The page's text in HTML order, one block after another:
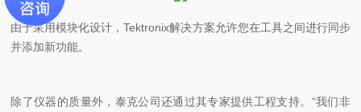
由于采用模块化设计，Tektronix解决方案允许您在工具之间进行同步
并添加新功能。
除了仪器的质量外，泰克公司还通过其专家提供工程支持。“我们非